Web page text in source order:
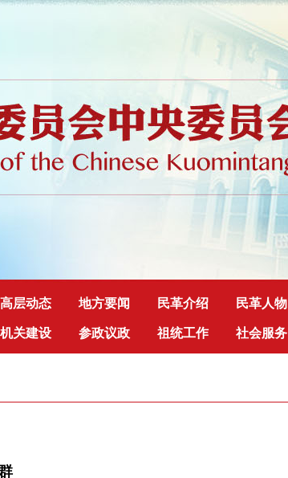
高层动态 地方要闻 民革介绍 民革人物
机关建设 参政议政 祖统工作 社会服务